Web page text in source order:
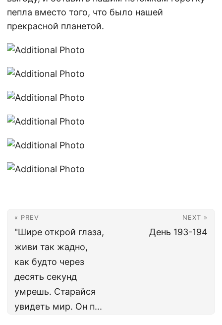
пепла вместо того, что было нашей
прекрасной планетой.
« PREV
"Шире открой глаза,
живи так жадно,
как будто через
десять секунд
умрешь. Старайся
увидеть мир. Он п...
NEXT »
День 193-194